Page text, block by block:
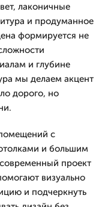
лаконичные
и продуманное
формируется не
и глубине
мы делаем акцент
дорого, но
с
и большим
проект
визуально
и подчеркнуть